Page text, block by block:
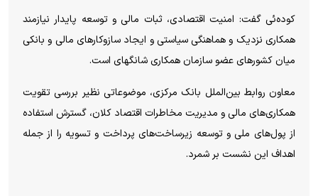
کوده‌ئی گفت: امنیت اقتصادی، ثبات مالی و توسعه پایدار نیازمند
همکاری نزدیک و هماهنگی سیاستی و ایجاد سازوکار‌های مالی و بانکی
میان کشور‌های عضو سازمان همکاری شانگهای است.
معاون روابط بین‌الملل بانک مرکزی، موضوعاتی نظیر بررسی تقویت
همکاری‌های مالی و مدیریت مخاطرات اقتصاد کلان، گسترش استفاده
از پول‌های ملی و توسعه زیرساخت‌های پرداخت و تسویه را از جمله
اهداف این نشست بر شمرد.